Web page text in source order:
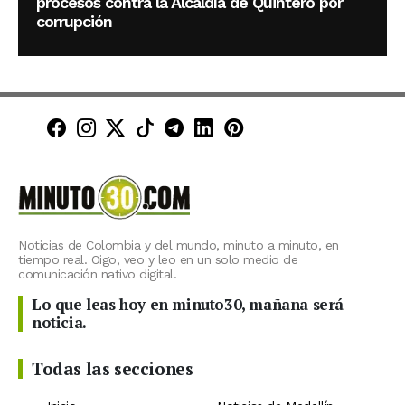
corrupción
Minuto30 en Facebook
Minuto30 en Instagram
Minuto30 en X (Twitter)
Minuto30 en TikTok
Canal de Minuto30 en
Minuto30 en LinkedIn
Minuto30 en
Noticias de Colombia y del mundo, minuto a minuto, en
tiempo real. Oigo, veo y leo en un solo medio de
comunicación nativo digital.
Lo que leas hoy en minuto30, mañana será
noticia.
Todas las secciones